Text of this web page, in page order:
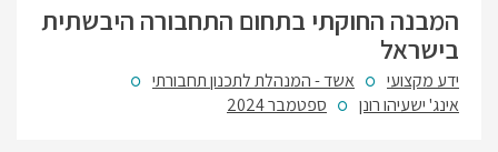
המבנה החוקתי בתחום התחבורה היבשתית
בישראל
ידע מקצועי
אשד - המנהלת לתכנון תחבורתי
אינג' ישעיהו רונן
ספטמבר 2024